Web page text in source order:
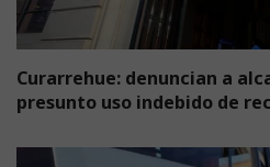
Curarrehue: denuncian a
presunto uso indebido de